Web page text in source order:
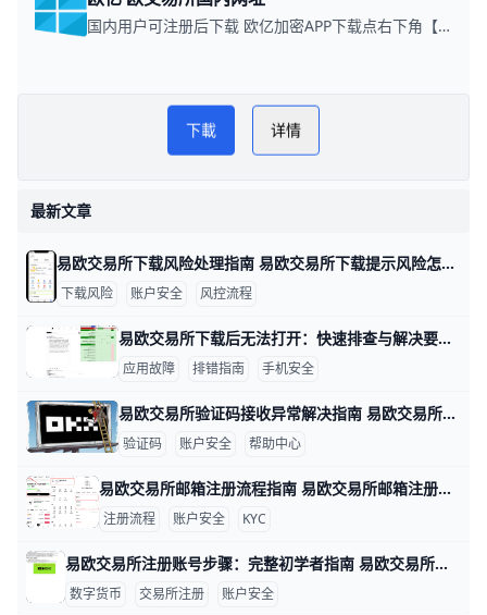
国内用户可注册后下载 欧亿加密APP下载点右下角【APP下载】联系客服 每日更新可用链接
易欧交易所下载方法指南
NOW
下載 详情
最新文章
易欧交易所下载风险处理指南 易欧交易所下载提示风险怎么办 在下载安装易欧交易所应用时，遇到“下载提示风险/安装有风险”等提示，很多用户会担心账户安全。其实，这类提示多半是系统风控或设备安全设置触发的保护机制，只要按官方指引操作，通常可以恢复正常下载与使用。下面给出具体做法，包含数据与实例，便于你快速上手。
下载风险 账户安全 风控流程
易欧交易所下载后无法打开：快速排查与解决要点 易欧交易所下载后无法打开：数据驱动的排查与解决思路 在实际操作中，很多用户遇到无法打开应用的情况，往往与设备、网络和安装来源有关。下面按要点给出有数据和实例的排查方法，帮助你快速定位问题并解决。比如，若你在三星S21运行Android 12，首次安装时若出现“无法打开”的提示，通常与未知来源安装设置有关，需要先开启允许安装来自未知来源的选项。
应用故障 排错指南 手机安全
易欧交易所验证码接收异常解决指南 易欧交易所验证码收不到的情况很多，常见原因包括短信拦截、网络信号差、号码被封或黑名单、签名超时以及服务器端短信发送问题。举例来说，在香港地区、信号不稳时接收验证码的延迟可能达到1–2分钟，甚至需要重新发送多次才能收到；如果你的号码曾被运营商列入黑名单，短信可能直接被阻拦。为了快速定位问题，可以按以下步骤排查并解决。
验证码 账户安全 帮助中心
易欧交易所邮箱注册流程指南 易欧交易所邮箱注册流程 在数字货币投资的世界里，注册一个安全、便捷的账户是第一步。为了帮助你快速完成开户，下面用简单直观的步骤和实操示例来说明。 准备工作是关键。确保你使用的设备网络稳定，例如在家里用WiFi或手机数据网都可以；准备一个有效的邮箱、一个强密码（示例：P@ssw0rd!2026，实际请自己设定独特且复杂的密码），并确保手机可以接收验证码以便后续双重验证。若你在香港地区注册，遵循平台提示的地区选项，以确保身份验证顺利。
注册流程 账户安全 KYC
易欧交易所注册账号步骤：完整初学者指南 易欧交易所注册账号步骤 在数字资产投资的起步阶段，注册一个安全、合规的账户是第一步。以易欧交易所为例，下面以实例呈现完整流程，帮助新手快速上手。比如小张想买BTC，他需要先完成注册、绑定信息再进行实名认证，确保后续交易顺利。
数字货币 交易所注册 账户安全